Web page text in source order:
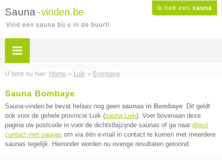
Ik heb een sauna
Sauna -vinden.be
Vind een sauna bij u in de buurt!
U bent nu hier: Home » Luik » Bombaye
Sauna Bombaye
Sauna-vinden.be bevat helaas nog geen saunas in Bombaye. Dit geldt
ook voor de gehele provincie Luik (sauna Luik). Voer bovenaan deze
pagina uw postcode in voor de dichtstbijzijnde saunas of ga naar direct
contact met saunas om via één e-mail in contact te komen met meerdere
saunas tegelijk. Hieronder worden nu overige resultaten getoond.